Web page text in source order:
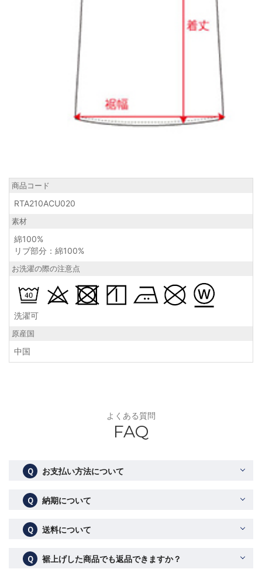
商品コード
RTA210ACU020
素材
綿100%
リブ部分：綿100%
お洗濯の際の注意点
洗濯可
原産国
中国
よくある質問
FAQ
Ｑ お支払い方法について
Ｑ 納期について
Ｑ 送料について
Ｑ 裾上げした商品でも返品できますか？